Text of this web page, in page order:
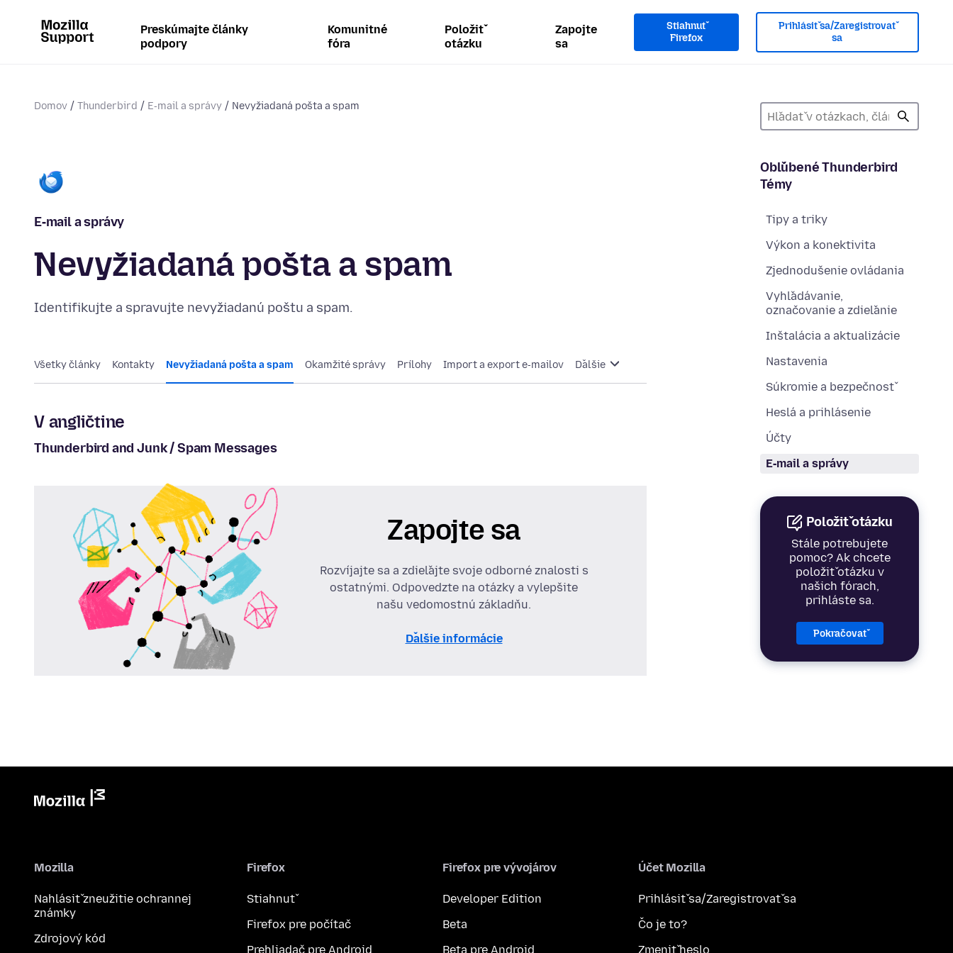
Preskúmajte články
podpory
Komunitné
fóra
Položiť
otázku
Zapojte
sa
Stiahnuť
Firefox
Prihlásiť sa/Zaregistrovať
sa
Domov Thunderbird E‑mail a správy Nevyžiadaná pošta a spam
Obľúbené Thunderbird
Témy
Tipy a triky
Výkon a konektivita
Zjednodušenie ovládania
Vyhľadávanie,
označovanie a zdieľanie
Inštalácia a aktualizácie
Nastavenia
Súkromie a bezpečnosť
Heslá a prihlásenie
Účty
E‑mail a správy
Položiť otázku
Stále potrebujete
pomoc? Ak chcete
položiť otázku v
našich fórach,
prihláste sa.
Pokračovať
E‑mail a správy
Nevyžiadaná pošta a spam
Identifikujte a spravujte nevyžiadanú poštu a spam.
Všetky články Kontakty Nevyžiadaná pošta a spam Okamžité správy Prílohy Import a export e‑mailov Ďalšie
V angličtine
Thunderbird and Junk / Spam Messages
Zapojte sa
Rozvíjajte sa a zdieľajte svoje odborné znalosti s
ostatnými. Odpovedzte na otázky a vylepšite
našu vedomostnú základňu.
Ďalšie informácie
Mozilla
Nahlásiť zneužitie ochrannej
známky
Zdrojový kód
Firefox
Stiahnuť
Firefox pre počítač
Prehliadač pre Android
Firefox pre vývojárov
Developer Edition
Beta
Beta pre Android
Účet Mozilla
Prihlásiť sa/Zaregistrovať sa
Čo je to?
Zmeniť heslo